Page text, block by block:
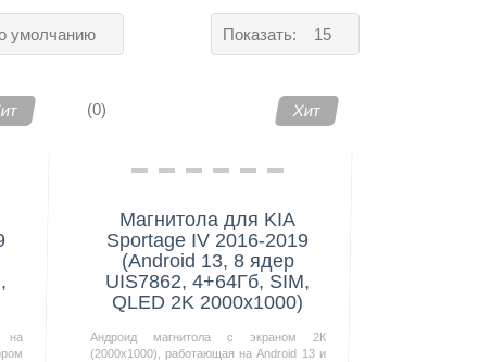
Показать: 15
умолчанию
на
(0) Хит
Магнитола для KIA
Sportage IV 2016-2019
(Android 13, 8 ядер
UIS7862, 4+64Гб, SIM,
QLED 2K 2000x1000)
Андроид магнитола с экраном 2К
(2000х1000), работающая на Android 13 и